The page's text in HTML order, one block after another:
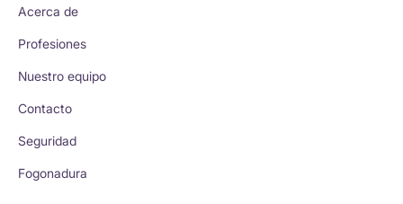
Acerca de
Profesiones
Nuestro equipo
Contacto
Seguridad
Fogonadura